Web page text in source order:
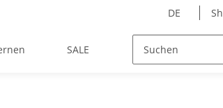
DE
SALE Hersteller